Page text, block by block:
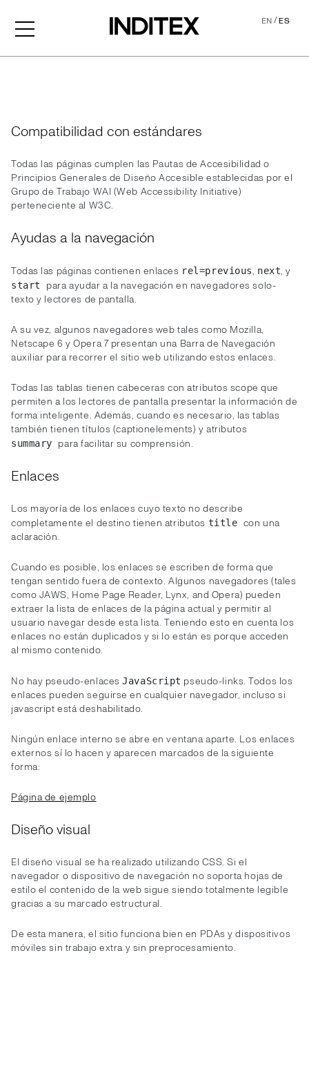
EN/ES
Compatibilidad con estándares
Todas las páginas cumplen las Pautas de Accesibilidad o
Principios Generales de Diseño Accesible establecidas por el
Grupo de Trabajo WAI (Web Accessibility Initiative)
perteneciente al W3C.
Ayudas a la navegación
Todas las páginas contienen enlaces rel=previous, next, y
start para ayudar a la navegación en navegadores solo-
texto y lectores de pantalla.
A su vez, algunos navegadores web tales como Mozilla,
Netscape 6 y Opera 7 presentan una Barra de Navegación
auxiliar para recorrer el sitio web utilizando estos enlaces.
Todas las tablas tienen cabeceras con atributos scope que
permiten a los lectores de pantalla presentar la información de
forma inteligente. Además, cuando es necesario, las tablas
también tienen títulos (captionelements) y atributos
summary para facilitar su comprensión.
Enlaces
Los mayoría de los enlaces cuyo texto no describe
completamente el destino tienen atributos title con una
aclaración.
Cuando es posible, los enlaces se escriben de forma que
tengan sentido fuera de contexto. Algunos navegadores (tales
como JAWS, Home Page Reader, Lynx, and Opera) pueden
extraer la lista de enlaces de la página actual y permitir al
usuario navegar desde esta lista. Teniendo esto en cuenta los
enlaces no están duplicados y si lo están es porque acceden
al mismo contenido.
No hay pseudo-enlacesJavaScript pseudo-links. Todos los
enlaces pueden seguirse en cualquier navegador, incluso si
javascript está deshabilitado.
Ningún enlace interno se abre en ventana aparte. Los enlaces
externos sí lo hacen y aparecen marcados de la siguiente
forma:
Página de ejemplo
Diseño visual
El diseño visual se ha realizado utilizando CSS. Si el
navegador o dispositivo de navegación no soporta hojas de
estilo el contenido de la web sigue siendo totalmente legible
gracias a su marcado estructural.
De esta manera, el sitio funciona bien en PDAs y dispositivos
móviles sin trabajo extra y sin preprocesamiento.